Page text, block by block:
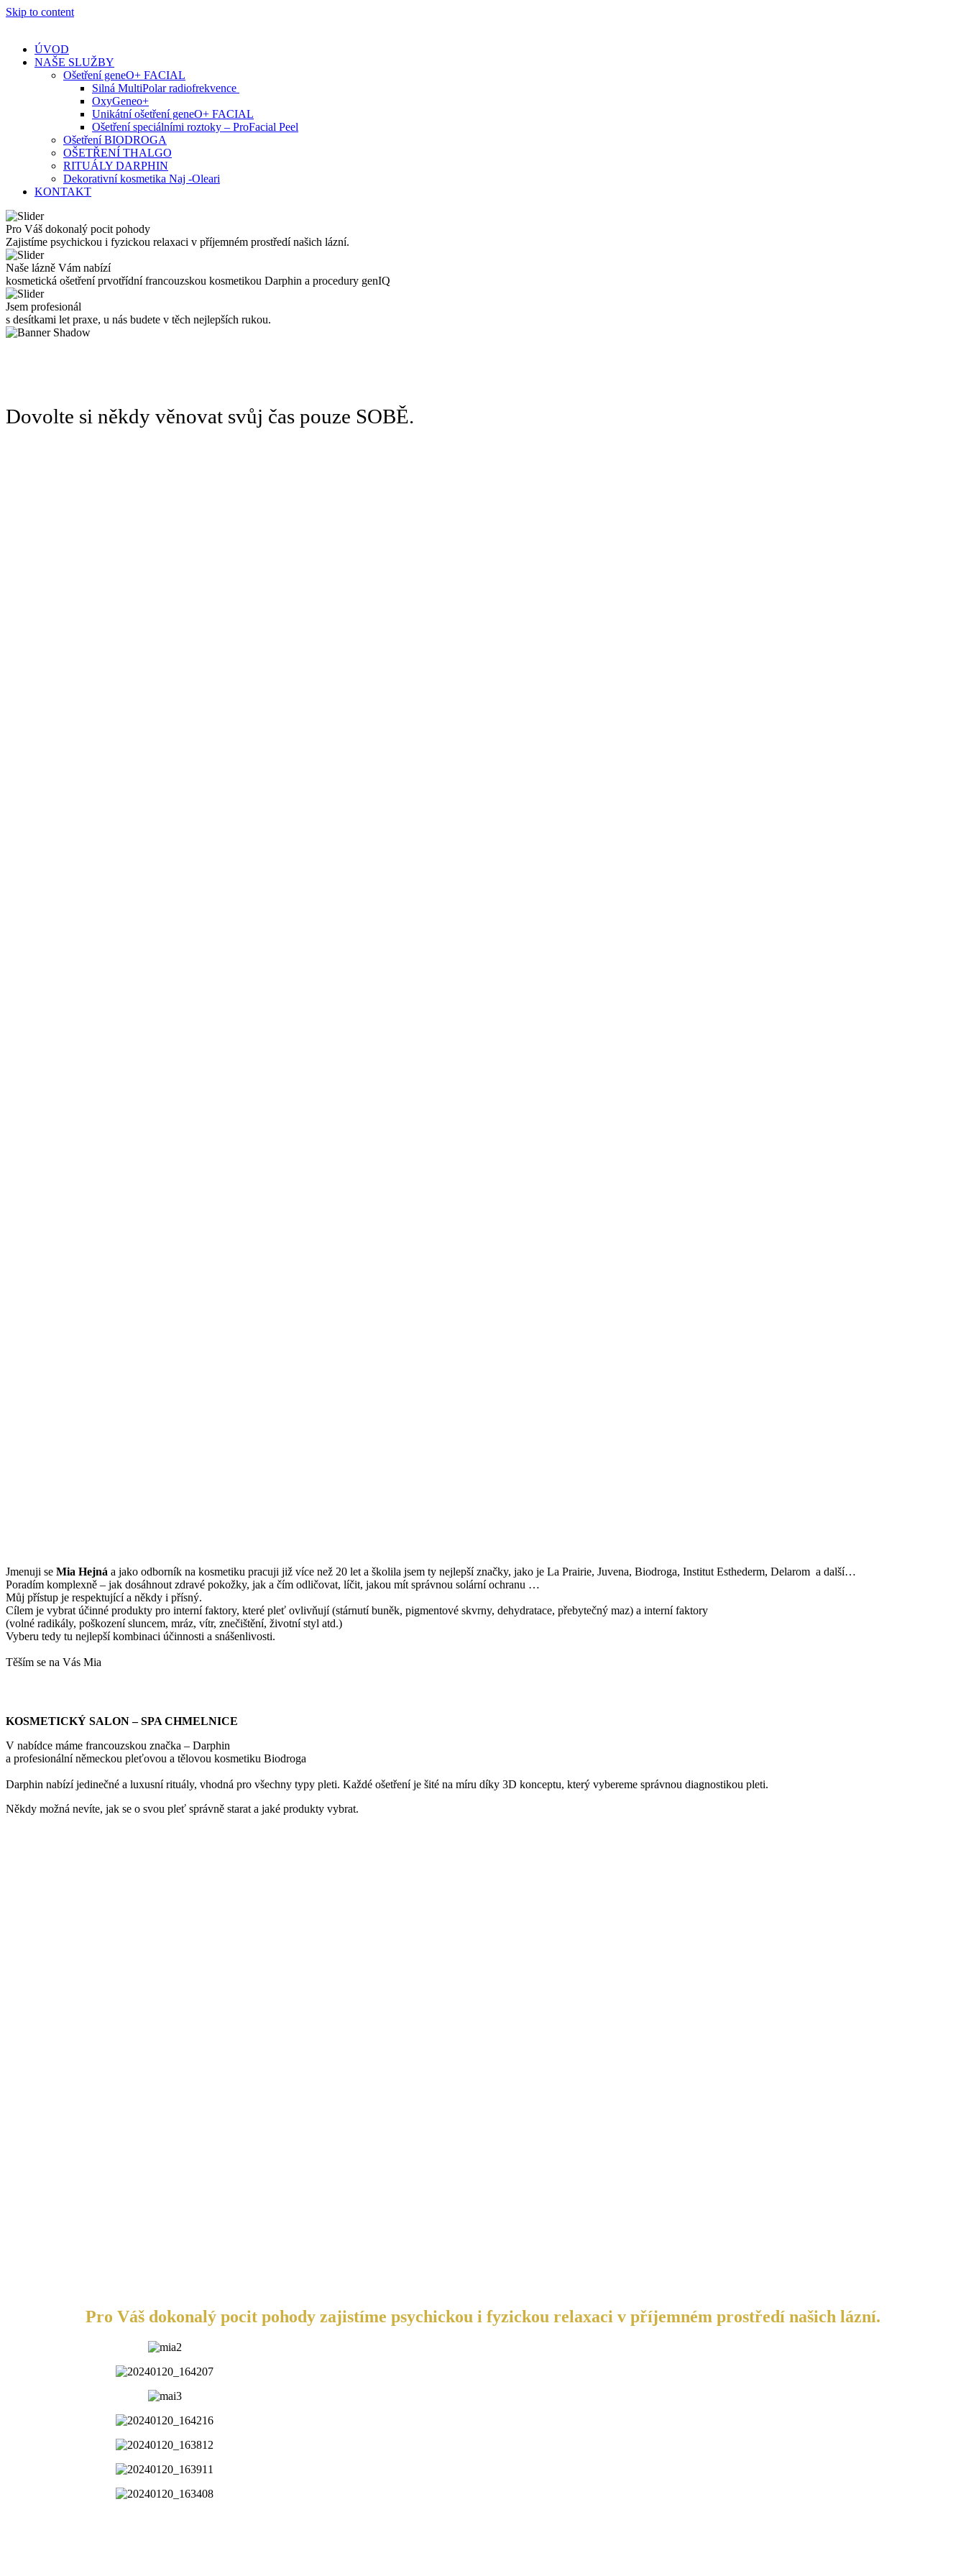
Skip to content
ÚVOD
NAŠE SLUŽBY
Ošetření geneO+ FACIAL
Silná MultiPolar radiofrekvence
OxyGeneo+
Unikátní ošetření geneO+ FACIAL
Ošetření speciálními roztoky – ProFacial Peel
Ošetření BIODROGA
OŠETŘENÍ THALGO
RITUÁLY DARPHIN
Dekorativní kosmetika Naj -Oleari
KONTAKT
Pro Váš dokonalý pocit pohody
Zajistíme psychickou i fyzickou relaxaci v příjemném prostředí našich lázní.
Naše lázně Vám nabízí
kosmetická ošetření prvotřídní francouzskou kosmetikou Darphin a procedury genIQ
Jsem profesionál
s desítkami let praxe, u nás budete v těch nejlepších rukou.
Dovolte si někdy věnovat svůj čas pouze SOBĚ.
Jmenuji se Mia Hejná a jako odborník na kosmetiku pracuji již více než 20 let a školila jsem ty nejlepší značky, jako je La Prairie, Juvena, Biodroga, Institut Esthederm, Delarom a další…
Poradím komplexně – jak dosáhnout zdravé pokožky, jak a čím odličovat, líčit, jakou mít správnou solární ochranu …
Můj přístup je respektující a někdy i přísný.
Cílem je vybrat účinné produkty pro interní faktory, které pleť ovlivňují (stárnutí buněk, pigmentové skvrny, dehydratace, přebytečný maz) a interní faktory
(volné radikály, poškození sluncem, mráz, vítr, znečištění, životní styl atd.)
Vyberu tedy tu nejlepší kombinaci účinnosti a snášenlivosti.
Těším se na Vás Mia
KOSMETICKÝ SALON – SPA CHMELNICE
V nabídce máme francouzskou značka – Darphin
a profesionální německou pleťovou a tělovou kosmetiku Biodroga
Darphin nabízí jedinečné a luxusní rituály, vhodná pro všechny typy pleti. Každé ošetření je šité na míru díky 3D konceptu, který vybereme správnou diagnostikou pleti.
Někdy možná nevíte, jak se o svou pleť správně starat a jaké produkty vybrat.
Pro Váš dokonalý pocit pohody zajistíme psychickou i fyzickou relaxaci v příjemném prostředí našich lázní.